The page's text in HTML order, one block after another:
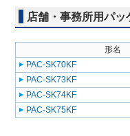
店舗・事務所用パ
形名
PAC-SK70KF
PAC-SK73KF
PAC-SK74KF
PAC-SK75KF